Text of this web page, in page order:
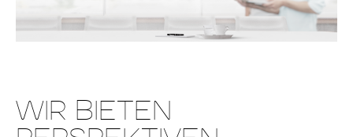
WIR BIETEN